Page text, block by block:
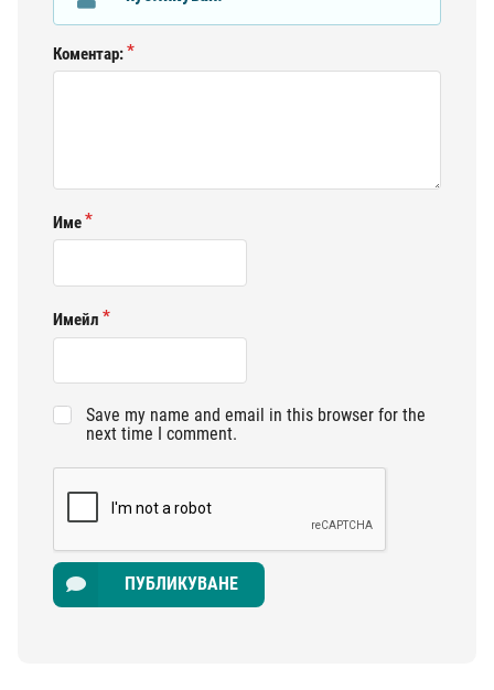
Коментар:
Име
Имейл
Save my name and email in this browser for the
next time I comment.
ПУБЛИКУВАНЕ